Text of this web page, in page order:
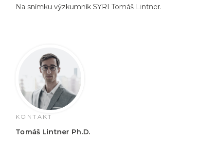
Na snímku výzkumník SYRI Tomáš Lintner.
KONTAKT
Tomáš Lintner Ph.D.